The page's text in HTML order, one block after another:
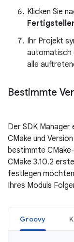
Klicken Sie
Ihr Projekt
automatisch
alle
Bestimmte
Der SDK
CMake und
bestimmte
CMake 3.10.2
festlegen
Ihres Moduls
Groovy